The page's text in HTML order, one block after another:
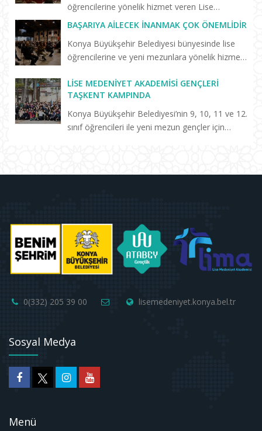
öğrencilerine yönelik hizmet veren Lise
Medeniyet Akademisi’nin “Birlikte Başaracağız”
programları sürüyor. Selçuklu Kongre
Merkezi’nde düzenlenen “Başarm...
BAŞARIYA AILECEK İNANMAK ÇOK ÖNEMLIDIR
Konya Büyükşehir Belediyesi bünyesinde lise
öğrencilerine ve yeni mezunlara yönelik hizmet
tarafından düzenlenen konferansa katılan Prof.
Dr. Erdal Hamarta, a...
LISE MEDENIYET AKADEMISI GENÇLERI
TAŞKENT KAMPINDA
Konya Büyükşehir Belediyesi’nin 9, 10, 11 ve 12.
sınıf öğrencileri ile yeni mezun gençler için
0(332) 205 39 00 lisemedeniyet.konya.bel.tr
Sosyal Medya
Menü